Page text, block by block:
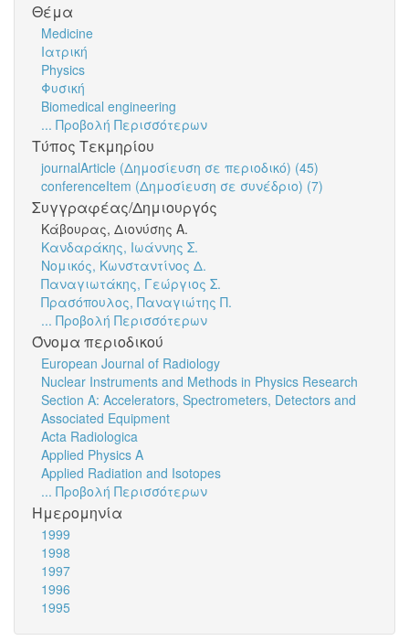
Θέμα
Medicine
Ιατρική
Physics
Φυσική
Biomedical engineering
... Προβολή Περισσότερων
Τύπος Τεκμηρίου
journalArticle (Δημοσίευση σε περιοδικό) (45)
conferenceItem (Δημοσίευση σε συνέδριο) (7)
Συγγραφέας/Δημιουργός
Κάβουρας, Διονύσης Α.
Κανδαράκης, Ιωάννης Σ.
Νομικός, Κωνσταντίνος Δ.
Παναγιωτάκης, Γεώργιος Σ.
Πρασόπουλος, Παναγιώτης Π.
... Προβολή Περισσότερων
Όνομα περιοδικού
European Journal of Radiology
Nuclear Instruments and Methods in Physics Research
Section A: Accelerators, Spectrometers, Detectors and
Associated Equipment
Acta Radiologica
Applied Physics A
Applied Radiation and Isotopes
... Προβολή Περισσότερων
Ημερομηνία
1999
1998
1997
1996
1995